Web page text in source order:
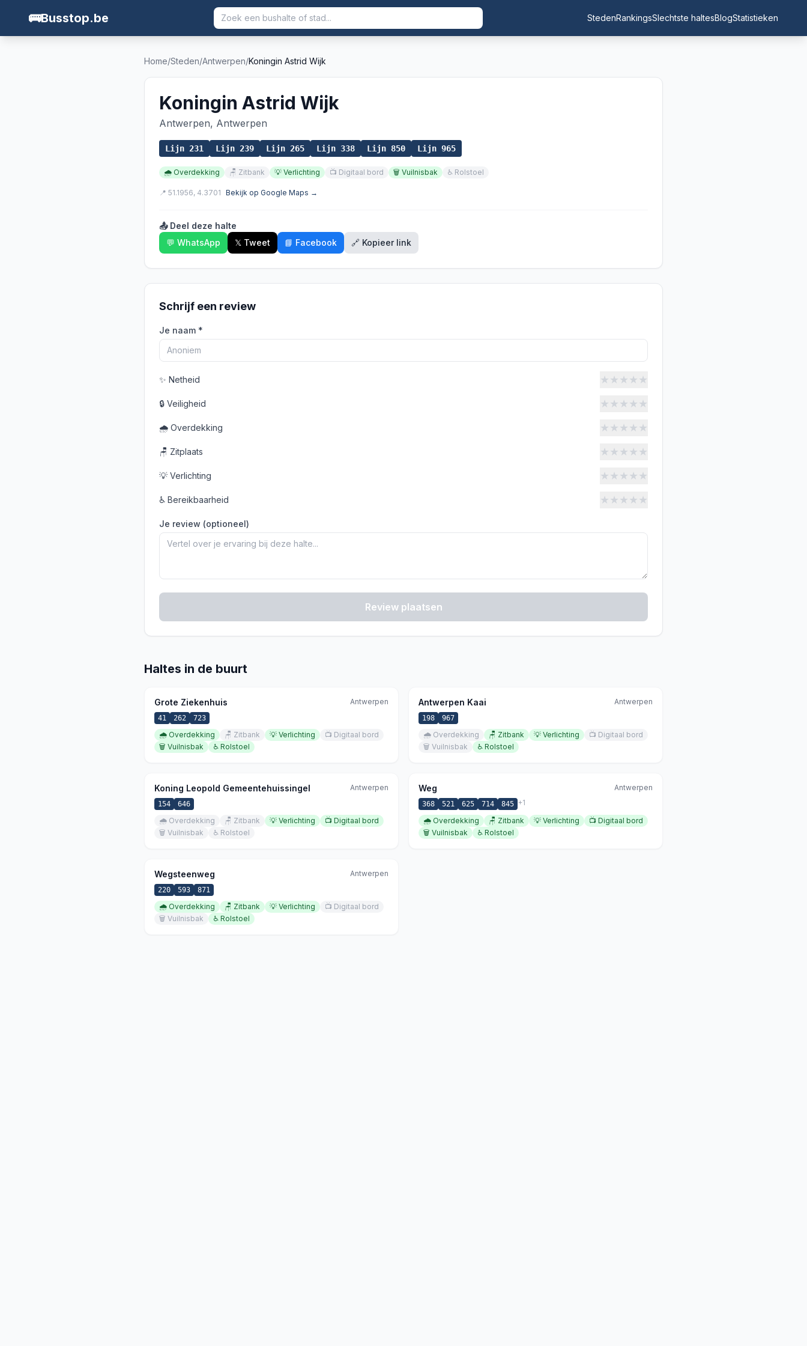
🚌Busstop.be StedenRankingsSlechtste haltesBlogStatistieken
Home/Steden/Antwerpen/Koningin Astrid Wijk
Koningin Astrid Wijk
Antwerpen, Antwerpen
Lijn 231 Lijn 239 Lijn 265 Lijn 338 Lijn 850 Lijn 965
🌧️ Overdekking 🪑 Zitbank 💡 Verlichting 📺 Digitaal bord 🗑️ Vuilnisbak ♿ Rolstoel
📍 51.1956, 4.3701 Bekijk op Google Maps →
📤 Deel deze halte
💬 WhatsApp
𝕏 Tweet 📘 Facebook 🔗 Kopieer link
Schrijf een review
Je naam *
✨ Netheid ★★★★★
🔒 Veiligheid ★★★★★
🌧️ Overdekking ★★★★★
🪑 Zitplaats ★★★★★
💡 Verlichting ★★★★★
♿ Bereikbaarheid ★★★★★
Je review (optioneel)
Review plaatsen
Haltes in de buurt
Grote Ziekenhuis Antwerpen
41 262 723
🌧️ Overdekking 🪑 Zitbank 💡 Verlichting 📺 Digitaal bord
🗑️ Vuilnisbak ♿ Rolstoel
Antwerpen Kaai Antwerpen
198 967
🌧️ Overdekking 🪑 Zitbank 💡 Verlichting 📺 Digitaal bord
🗑️ Vuilnisbak ♿ Rolstoel
Koning Leopold Gemeentehuissingel Antwerpen
154 646
🌧️ Overdekking 🪑 Zitbank 💡 Verlichting 📺 Digitaal bord
🗑️ Vuilnisbak ♿ Rolstoel
Weg Antwerpen
368 521 625 714 845 +1
🌧️ Overdekking 🪑 Zitbank 💡 Verlichting 📺 Digitaal bord
🗑️ Vuilnisbak ♿ Rolstoel
Wegsteenweg Antwerpen
220 593 871
🌧️ Overdekking 🪑 Zitbank 💡 Verlichting 📺 Digitaal bord
🗑️ Vuilnisbak ♿ Rolstoel